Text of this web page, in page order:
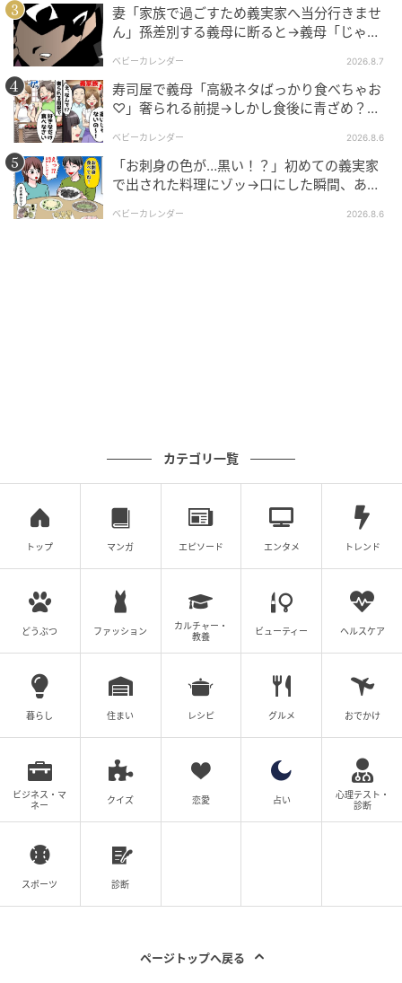
出典：select.mamastar.jp
孫の世話への負担が積もるなか、「ババサブスク」と
いう言葉をきっかけに、胸のうちに溜めていたモヤモ
ヤが一気に噴き出しました。
娘にタクヤくんがババサブスクと言っていた話を伝え
ると、娘は激怒。
※この漫画はママスタに寄せられた体験談やご意見を
元に作成しています。
元記事で読む
次の記事
【マウント義姉はお下がりNG！】新品のオム
ツ「もらってほしい」電話すると#4コマ母道
の記事をもっとみる
妻「家族で過ごすため義実家へ当分行きませ
ん」孫差別する義母に断ると→義母「じゃ
ベビーカレンダー 2026.8.7
寿司屋で義母「高級ネタばっかり食べちゃお
♡」奢られる前提→しかし食後に青ざめ？通
ベビーカレンダー 2026.8.6
「お刺身の色が…黒い！？」初めての義実家
で出された料理にゾッ→口にした瞬間、あ
ベビーカレンダー 2026.8.6
カテゴリ一覧
トップ マンガ エピソード エンタメ トレンド
どうぶつ ファッション
カルチャー・
教養
ビューティー ヘルスケア
暮らし 住まい レシピ グルメ おでかけ
ビジネス・マ
ネー
クイズ 恋愛 占い
心理テスト・
診断
スポーツ 診断
ページトップへ戻る